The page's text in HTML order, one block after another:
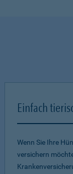
Einfach
Wenn Sie Ihre
versichern